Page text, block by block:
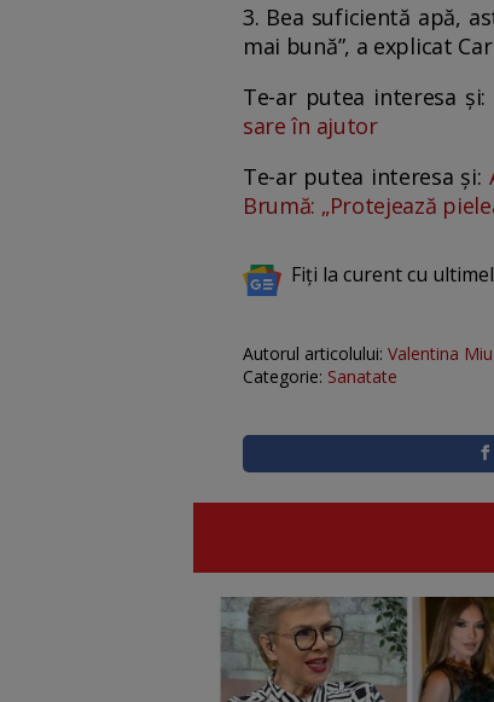
3. Bea suficientă apă,
mai bună”, a explicat
Te-ar putea interesa și:
sare în ajutor
Te-ar putea interesa și:
Brumă: „Protejează
Fiți la curent cu
Autorul articolului: Valentina Miu
Categorie: Sanatate